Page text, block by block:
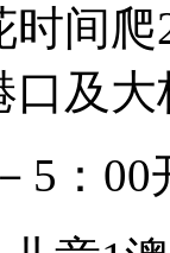
间
口及
5：